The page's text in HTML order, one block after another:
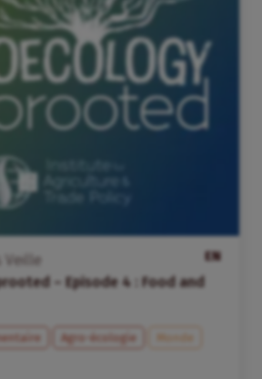
EN
Veille
– Episode 4 : Food and
Agro-écologie
Monde